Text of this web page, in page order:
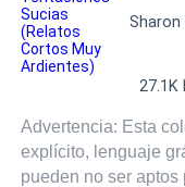
Sharon
27.1K
Advertencia: Esta
explícito, lenguaje
pueden no ser